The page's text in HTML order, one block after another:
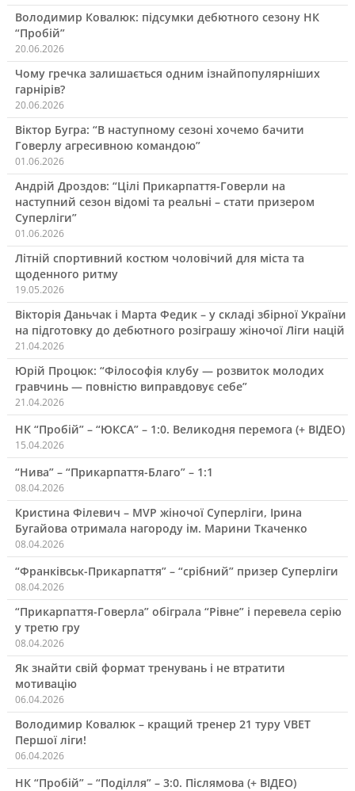
Володимир Ковалюк: підсумки дебютного сезону НК
“Пробій”
20.06.2026
Чому гречка залишається одним ізнайпопулярніших
гарнірів?
20.06.2026
Віктор Бугра: “В наступному сезоні хочемо бачити
Говерлу агресивною командою”
01.06.2026
Андрій Дроздов: “Цілі Прикарпаття-Говерли на
наступний сезон відомі та реальні – стати призером
Суперліги”
01.06.2026
Літній спортивний костюм чоловічий для міста та
щоденного ритму
19.05.2026
Вікторія Даньчак і Марта Федик – у складі збірної України
на підготовку до дебютного розіграшу жіночої Ліги націй
21.04.2026
Юрій Процюк: “Філософія клубу — розвиток молодих
гравчинь — повністю виправдовує себе”
21.04.2026
НК “Пробій” – “ЮКСА” – 1:0. Великодня перемога (+ ВІДЕО)
15.04.2026
“Нива” – “Прикарпаття-Благо” – 1:1
08.04.2026
Кристина Філевич – MVP жіночої Суперліги, Ірина
Бугайова отримала нагороду ім. Марини Ткаченко
08.04.2026
“Франківськ-Прикарпаття” – “срібний” призер Суперліги
08.04.2026
“Прикарпаття-Говерла” обіграла “Рівне” і перевела серію
у третю гру
08.04.2026
Як знайти свій формат тренувань і не втратити
мотивацію
06.04.2026
Володимир Ковалюк – кращий тренер 21 туру VBET
Першої ліги!
06.04.2026
НК “Пробій” – “Поділля” – 3:0. Післямова (+ ВІДЕО)